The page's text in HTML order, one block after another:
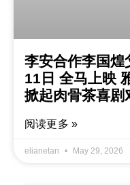
李安合作李国煌
11日 全马上映
掀起肉骨茶喜剧
阅读更多 »
elianetan May 29, 2026